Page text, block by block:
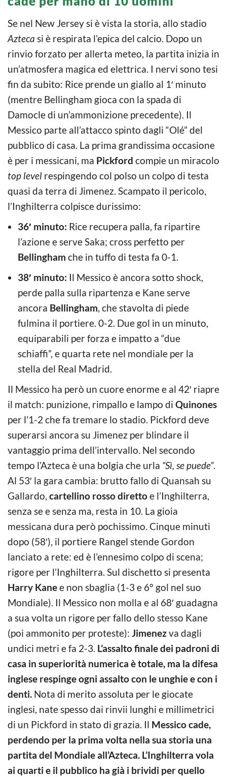
Se nel New Jersey si è vista la storia, allo stadio
Azteca si è respirata l’epica del calcio. Dopo un
rinvio forzato per allerta meteo, la partita inizia in
un’atmosfera magica ed elettrica. I nervi sono tesi
fin da subito: Rice prende un giallo al 1′ minuto
(mentre Bellingham gioca con la spada di
Damocle di un’ammonizione precedente). Il
Messico parte all’attacco spinto dagli “Olé” del
pubblico di casa. La prima grandissima occasione
è per i messicani, ma Pickford compie un miracolo
top level respingendo col polso un colpo di testa
quasi da terra di Jimenez. Scampato il pericolo,
l’Inghilterra colpisce durissimo:
36′ minuto: Rice recupera palla, fa ripartire
l’azione e serve Saka; cross perfetto per
Bellingham che in tuffo di testa fa 0-1.
38′ minuto: Il Messico è ancora sotto shock,
perde palla sulla ripartenza e Kane serve
ancora Bellingham , che stavolta di piede
fulmina il portiere. 0-2. Due gol in un minuto,
equiparabili per forza e impatto a “due
schiaffi”, e quarta rete nel mondiale per la
stella del Real Madrid.
Il Messico ha però un cuore enorme e al 42′ riapre
il match: punizione, rimpallo e lampo di Quinones
per l’1-2 che fa tremare lo stadio. Pickford deve
superarsi ancora su Jimenez per blindare il
vantaggio prima dell’intervallo. Nel secondo
tempo l’Azteca è una bolgia che urla “Sì, se puede”.
Al 53′ la gara cambia: brutto fallo di Quansah su
Gallardo, cartellino rosso direttoe l’Inghilterra,
senza se e senza ma, resta in 10. La gioia
messicana dura però pochissimo. Cinque minuti
dopo (58′), il portiere Rangel stende Gordon
lanciato a rete: ed è l’ennesimo colpo di scena;
rigore per l’Inghilterra. Sul dischetto si presenta
Harry Kanee non sbaglia (1-3 e 6° gol nel suo
Mondiale). Il Messico non molla e al 68′ guadagna
a sua volta un rigore per fallo dello stesso Kane
(poi ammonito per proteste): Jimenezva dagli
undici metri e fa 2-3. L’assalto finale dei padroni di
casa in superiorità numerica è totale, ma la difesa
inglese respinge ogni assalto con le unghie e con i
denti. Nota di merito assoluta per le giocate
inglesi, nate spesso dai rinvii lunghi e millimetrici
di un Pickford in stato di grazia. Il Messico cade,
perdendo per la prima volta nella sua storia una
partita del Mondiale all’Azteca. L’Inghilterra vola
ai quarti e il pubblico ha già i brividi per quello